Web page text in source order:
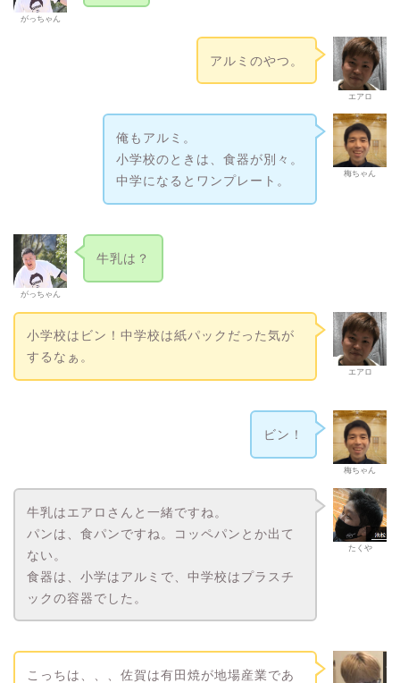
がっちゃん
エアロ
アルミのやつ。
梅ちゃん
俺もアルミ。
小学校のときは、食器が別々。
中学になるとワンプレート。
がっちゃん
牛乳は？
エアロ
小学校はビン！中学校は紙パックだった気が
するなぁ。
梅ちゃん
ビン！
たくや
牛乳はエアロさんと一緒ですね。
パンは、食パンですね。コッペパンとか出て
ない。
食器は、小学はアルミで、中学校はプラスチ
ックの容器でした。
こっちは、、、佐賀は有田焼が地場産業であ